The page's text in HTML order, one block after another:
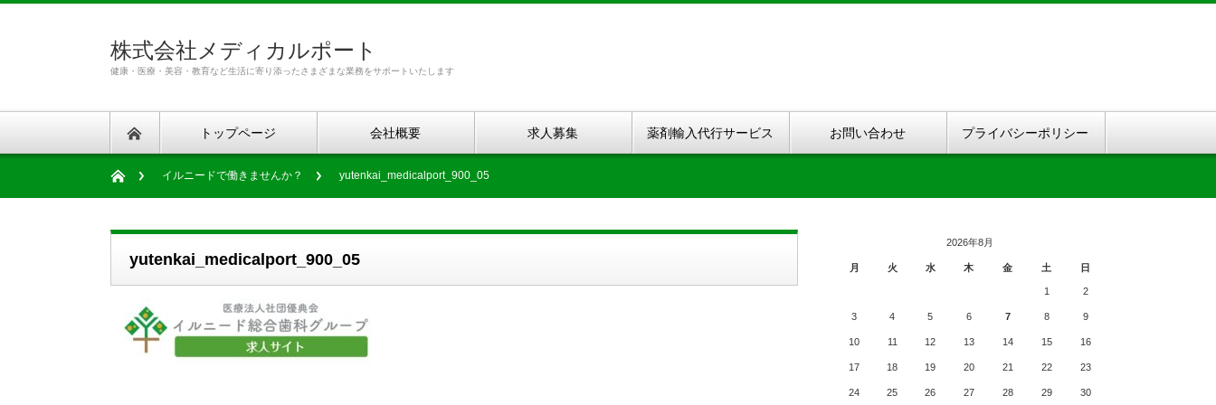
株式会社メディカルポート
健康・医療・美容・教育など生活に寄り添ったさまざまな業務をサポートいたします
トップページ 会社概要 求人募集 薬剤輸入代行サービス お問い合わせ プライバシーポリシー
イルニードで働きませんか？ yutenkai_medicalport_900_05
yutenkai_medicalport_900_05
2026年8月
月 火 水 木 金 土 日
1 2
3 4 5 6 7 8 9
10 11 12 13 14 15 16
17 18 19 20 21 22 23
24 25 26 27 28 29 30